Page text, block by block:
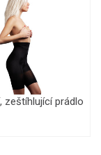
zeštíhlující prádlo